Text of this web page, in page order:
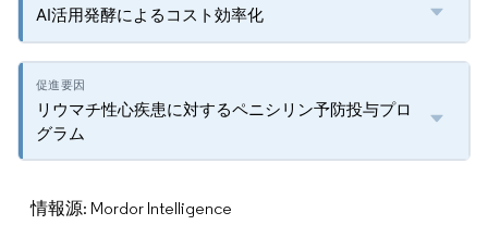
AI活用発酵によるコスト効率化
リウマチ性心疾患に対するペニシリン予防投与プロ
グラム
情報源: Mordor Intelligence